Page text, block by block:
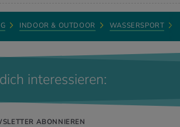
INDOOR & OUTDOOR WASSERSPORT
interessieren:
ABONNIEREN